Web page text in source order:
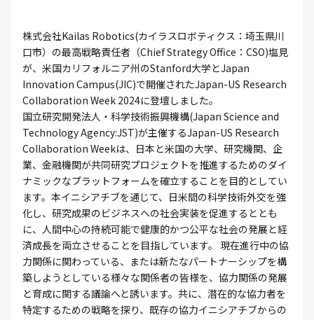
株式会社Kailas Robotics(カイラスロボティクス：埼玉県川
口市）の最高戦略責任者（Chief Strategy Office：CSO)塩見
が、米国カリフォルニア州のStanford大学とJapan
Innovation Campus(JIC)で開催されたJapan-US Research
Collaboration Week 2024に登壇しました。
国立研究開発法人・科学技術振興機構(Japan Science and
Technology Agency:JST)が主催するJapan-US Research
Collaboration Weekは、日本と米国の大学、研究機関、企
業、金融機関が共同研究プロジェクトを推進するためのダイ
ナミックなプラットフォームを確立することを目的としてい
ます。本イニシアチブを通じて、日米間の科学技術外交を強
化し、研究成果のビジネスへの社会実装を促進するととも
に、人間中心の持続可能で健康的かつ公平な社会の発展と経
済成長を両立させることを目指しています。 現在進行中の協
力関係に関わっている、または新たなパートナーシップを構
築しようとしている様々な関係者の皆様を、協力関係の発展
と育成に関する議論へと誘います。共に、潜在的な協力者を
特定するための戦略を探り、既存の協力イニシアチブからの